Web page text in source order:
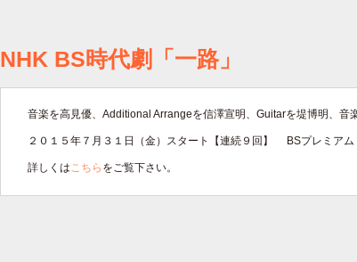
NHK BS時代劇「一路」
音楽を高見優、Additional Arrangeを信澤宣明、Guitarを堤博明、音
２０１５年７月３１日（金）スタート【連続９回】 BSプレミア
詳しくはこちら をご覧下さい。